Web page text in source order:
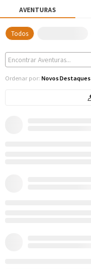
AVENTURAS
Todos
Ordenar por: Novos Destaques